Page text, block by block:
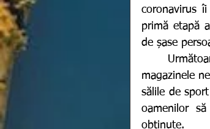
coronavirus
primă etapă
de șase
magazinele
sălile de
oamenilor
obținute.